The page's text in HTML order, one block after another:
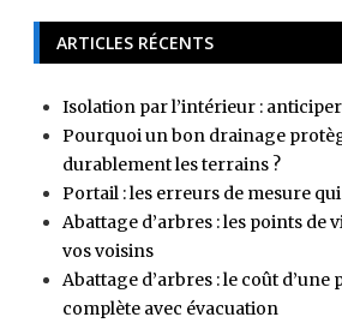
ARTICLES RÉCENTS
Isolation par l’intérieur :
Pourquoi un bon drainage
durablement les terrains ?
Portail : les erreurs de mesure
Abattage d’arbres : les points de
vos voisins
Abattage d’arbres : le coût d’une
complète avec évacuation